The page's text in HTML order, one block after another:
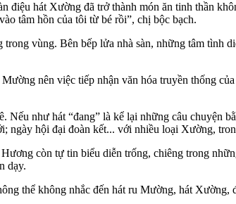
điệu hát Xường đã trở thành món ăn tinh thần
tâm hồn của tôi từ bé rồi”, chị bộc bạch.
vùng. Bên bếp lửa nhà sàn, những tâm tình
nên việc tiếp nhận văn hóa truyền thống
như hát “đang” là kể lại những câu chuyện
hội đại đoàn kết... với nhiều loại Xường,
còn tự tin biểu diễn trống, chiêng trong
dạy.
thể không nhắc đến hát ru Mường, hát Xường,